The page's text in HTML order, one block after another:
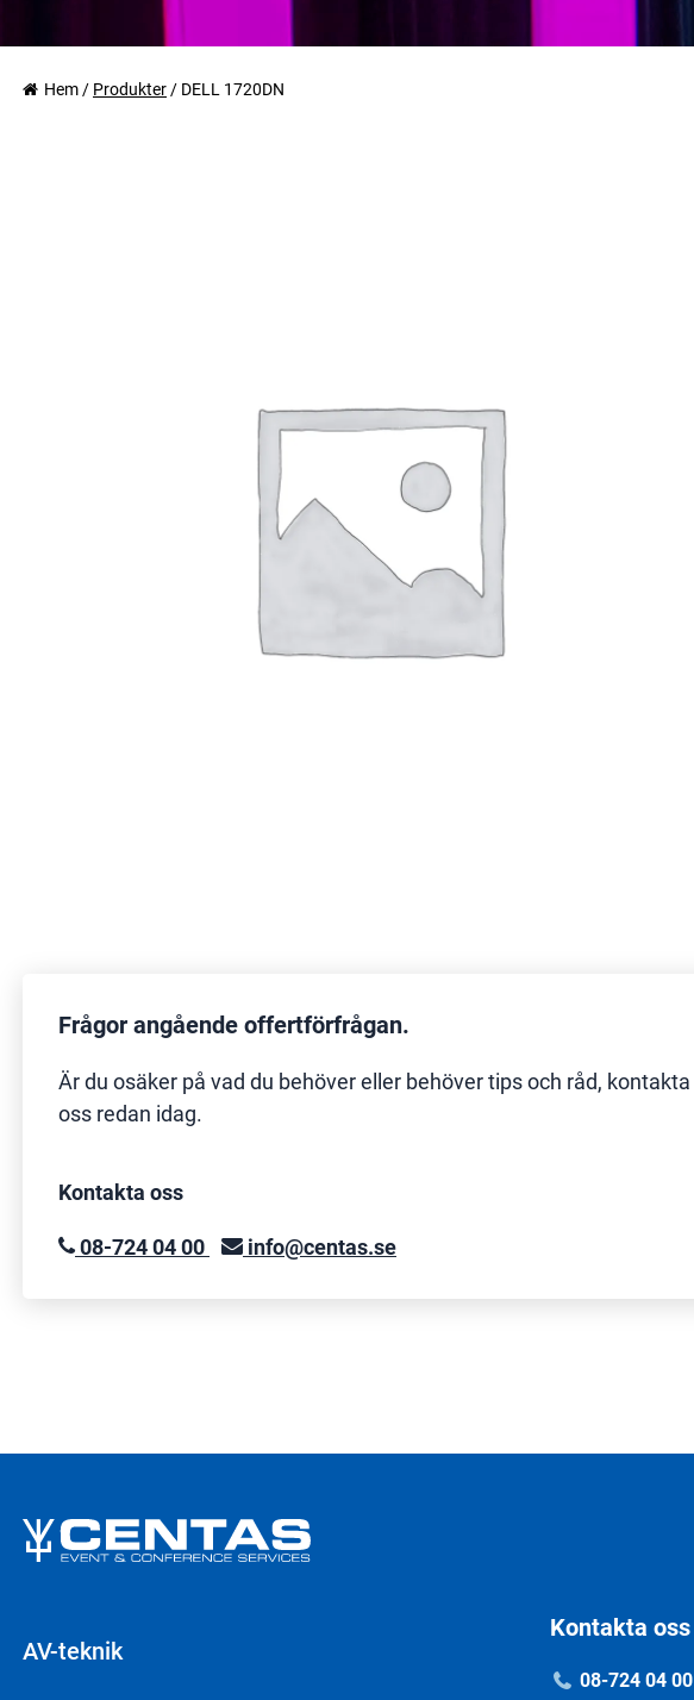
Hem / Produkter / DELL 1720DN
Frågor angående offertförfrågan.
Är du osäker på vad du behöver eller behöver tips och råd, kontakta
oss redan idag.
Kontakta oss
08-724 04 00 info@centas.se
AV-teknik
Kontakta oss
08-724 04 00